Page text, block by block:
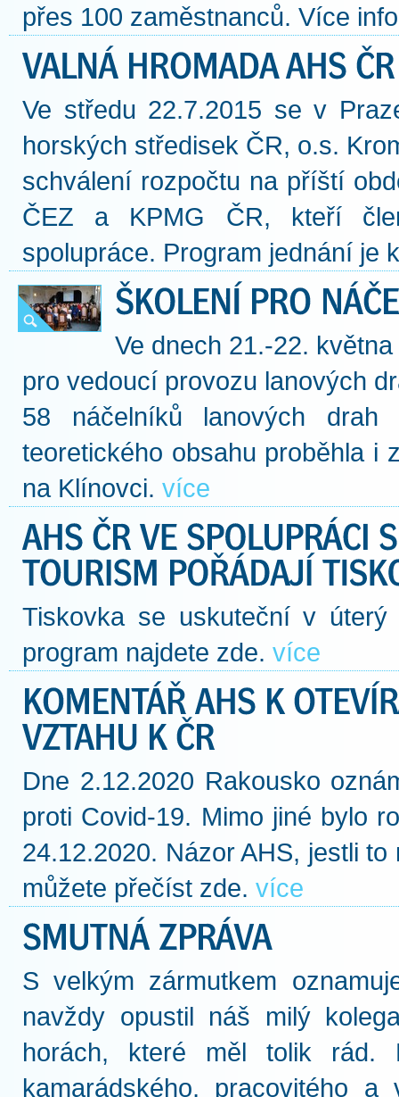
přes 100 zaměstnanců. Více
Ve středu 22.7.2015 se v
horských středisek ČR, o.s.
schválení rozpočtu na příští
ČEZ a KPMG ČR, kteří
spolupráce. Program jednání je
Ve dnech 21.-22.
pro vedoucí provozu lanových
58 náčelníků lanových drah
teoretického obsahu proběhla i
na Klínovci. více
Tiskovka se uskuteční v
program najdete zde. více
Dne 2.12.2020 Rakousko
proti Covid-19. Mimo jiné bylo
24.12.2020. Názor AHS, jestli
můžete přečíst zde. více
S velkým zármutkem
navždy opustil náš milý
horách, které měl tolik rád.
kamarádského, pracovitého